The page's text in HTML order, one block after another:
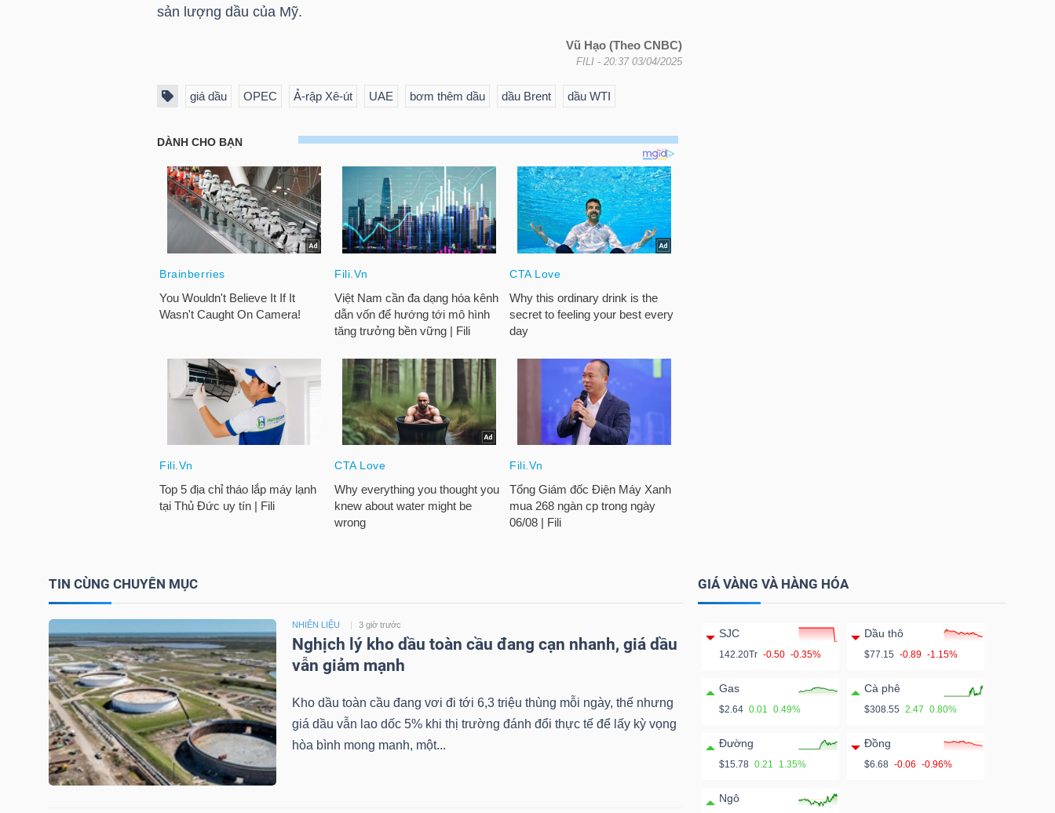
sản lượng dầu của Mỹ.
Vũ Hạo (Theo CNBC)
FILI - 20:37 03/04/2025
giá dầu OPEC Ả-rập Xê-út UAE bơm thêm dầu dầu Brent dầu WTI
TIN CÙNG CHUYÊN MỤC
NHIÊN LIỆU 3 giờ trước
Nghịch lý kho dầu toàn cầu đang cạn nhanh, giá dầu
vẫn giảm mạnh
Kho dầu toàn cầu đang vơi đi tới 6,3 triệu thùng mỗi ngày, thế nhưng
giá dầu vẫn lao dốc 5% khi thị trường đánh đổi thực tế để lấy kỳ vọng
hòa bình mong manh, một...
GIÁ VÀNG VÀ HÀNG HÓA
SJC
142.20Tr -0.50 -0.35%
Dầu thô
$77.15 -0.89 -1.15%
Gas
$2.64 0.01 0.49%
Cà phê
$308.55 2.47 0.80%
Đường
$15.78 0.21 1.35%
Đồng
$6.68 -0.06 -0.96%
Ngô
NGHIỆP
PHIẾU
PHÁI
SINH